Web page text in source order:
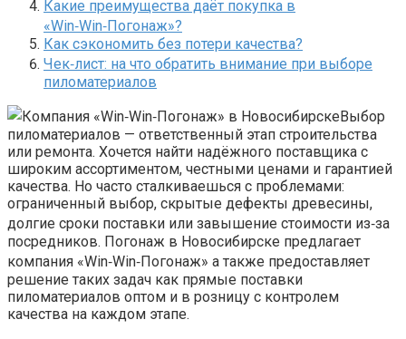
Какие преимущества даёт покупка в
«Win‑Win‑Погонаж»?
Как сэкономить без потери качества?
Чек‑лист: на что обратить внимание при выборе
пиломатериалов
Выбор
пиломатериалов — ответственный этап строительства
или ремонта. Хочется найти надёжного поставщика с
широким ассортиментом, честными ценами и гарантией
качества. Но часто сталкиваешься с проблемами:
ограниченный выбор, скрытые дефекты древесины,
долгие сроки поставки или завышение стоимости из‑за
посредников. Погонаж в Новосибирске предлагает
компания «Win‑Win‑Погонаж» а также предоставляет
решение таких задач как прямые поставки
пиломатериалов оптом и в розницу с контролем
качества на каждом этапе.